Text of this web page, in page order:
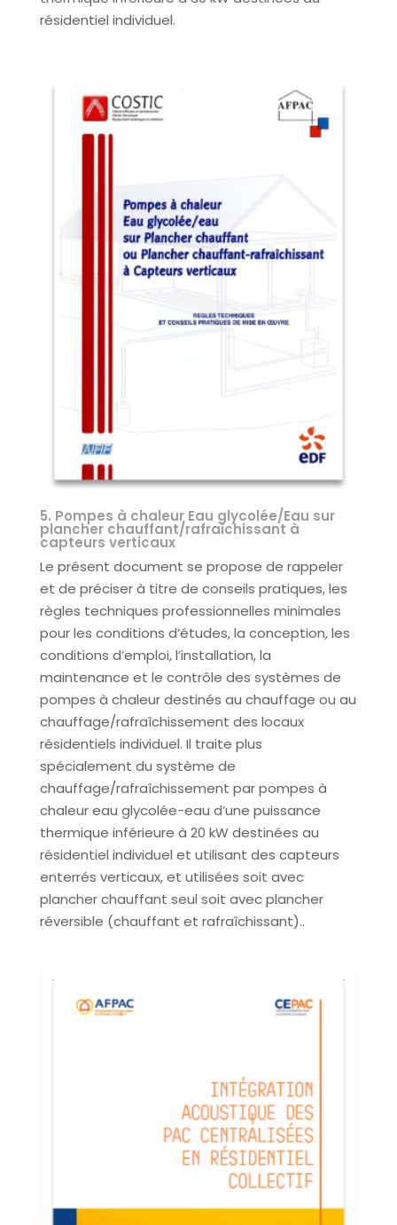
résidentiel individuel.
5. Pompes à chaleur Eau glycolée/Eau sur
plancher chauffant/rafraîchissant à
capteurs verticaux
Le présent document se propose de rappeler
et de préciser à titre de conseils pratiques, les
règles techniques professionnelles minimales
pour les conditions d’études, la conception, les
conditions d’emploi, l’installation, la
maintenance et le contrôle des systèmes de
pompes à chaleur destinés au chauffage ou au
chauffage/rafraîchissement des locaux
résidentiels individuel. Il traite plus
spécialement du système de
chauffage/rafraîchissement par pompes à
chaleur eau glycolée-eau d’une puissance
thermique inférieure à 20 kW destinées au
résidentiel individuel et utilisant des capteurs
enterrés verticaux, et utilisées soit avec
plancher chauffant seul soit avec plancher
réversible (chauffant et rafraîchissant)..